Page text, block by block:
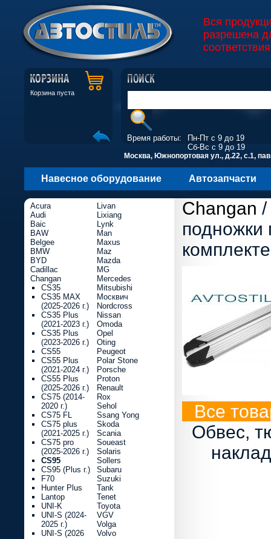
Вся
разрешена
Корзина пуста
Время работы:
Пн-Пт с 9 до 19
Сб-Вс с 9 до 19
Москва, Южнопортовая ул., д.22, с.1,
Навесное оборудование Автозапчасти
Changan /
комплекте
Все
Обвес,
Acura
Audi
Baic
BAW
Belgee
BMW
BYD
Cadillac
Changan
CS35
CS35 MAX
(2025-2026 г.)
CS35 Plus
(2021-2023 г.)
CS35 Plus
(2023-2026 г.)
CS55
CS55 Plus
(2021-2024 г.)
CS55 Plus
(2025-2026 г.)
CS75 (2014-
2020 г.)
CS75 FL
CS75 plus
(2021-2025 г.)
CS75 pro
(2025-2026 г.)
CS95
CS95 (Plus г.)
F70
Hunter Plus
Lantop
UNI-K
UNI-S (2024-
2025 г.)
UNI-S (2026
Livan
Lixiang
Lynk
Man
Maxus
Maz
Mazda
MG
Mercedes
Mitsubishi
Москвич
Nordcross
Nissan
Omoda
Opel
Oting
Peugeot
Polar Stone
Porsche
Proton
Renault
Rox
Sehol
Ssang Yong
Skoda
Scania
Soueast
Solaris
Sollers
Subaru
Suzuki
Tank
Tenet
Toyota
VGV
Volga
Volvo